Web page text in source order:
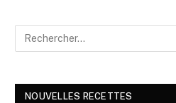
NOUVELLES RECETTES